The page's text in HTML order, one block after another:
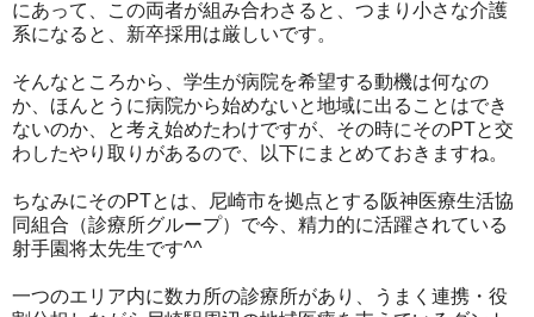
にあって、この両者が組み合わさると、つまり小さな介護
系になると、新卒採用は厳しいです。
そんなところから、学生が病院を希望する動機は何なの
か、ほんとうに病院から始めないと地域に出ることはでき
ないのか、と考え始めたわけですが、その時にそのPTと交
わしたやり取りがあるので、以下にまとめておきますね。
ちなみにそのPTとは、尼崎市を拠点とする阪神医療生活協
同組合（診療所グループ）で今、精力的に活躍されている
射手園将太先生です^^
一つのエリア内に数カ所の診療所があり、うまく連携・役